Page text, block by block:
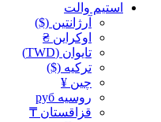
استیم والت
آرژانتین ($)
اوکراین ₴
تایوان (TWD)
ترکیه ($)
چین ¥
روسیه руб
قزاقستان ₸